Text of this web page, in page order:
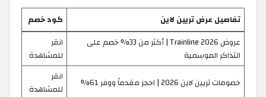
تفاصيل عرض تريين لاين
كود خصم
عروض Trainline 2026 | أكثر من 33% خصم على
التذاكر الموسمية
انقر
للمشاهدة
خصومات تريين لاين 2026 | احجز مقدماً ووفر 61%
انقر
للمشاهدة